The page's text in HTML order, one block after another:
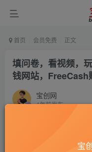
首页 会员免费 正文
填问卷，看视频，
钱网站，FreeCash
宝创网
4年前发布
宝